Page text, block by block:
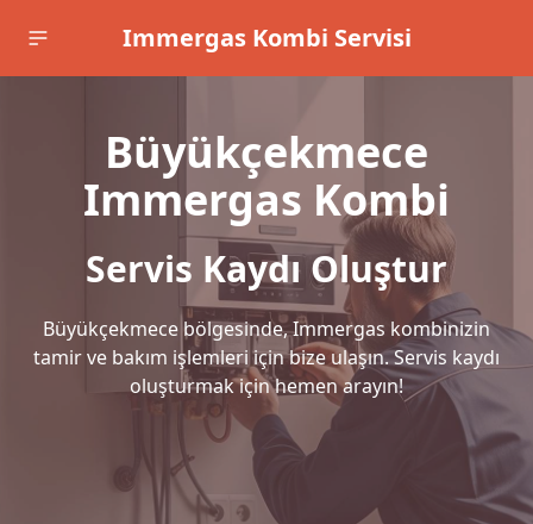
Immergas Kombi Servisi
Büyükçekmece
Immergas Kombi
Servis Kaydı Oluştur
Büyükçekmece bölgesinde, Immergas kombinizin
tamir ve bakım işlemleri için bize ulaşın. Servis kaydı
oluşturmak için hemen arayın!